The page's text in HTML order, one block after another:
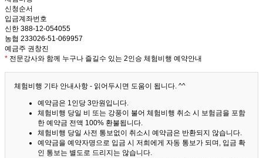
신청순서
입금계좌번호
신한 388-12-054055
농협 233026-51-069957
예금주 권창진
* 전문강사와 함께 누구나 즐길수 있는 2인승 체험비행 예약안내
체험비행 기타 안내사항 - 읽어두시면 도움이 됩니다. ^^
예약금은 1인당 3만원입니다.
체험비행 당일 비 또는 강풍이 불어 체험비행 취소 시 보험금을 포함
한 예약금 전액 100% 환불됩니다.
체험비행 당일 사전 통보없이 취소시 예약금은 반환되지 않습니다.
예약금을 예약자명으로 입금 시 저희에게 자동 통보가 되며, 입금 확
인 통보는 별도로 드리지는 않습니다.